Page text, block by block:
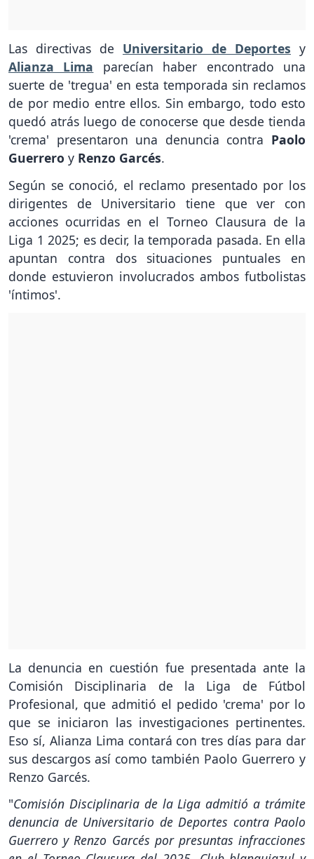
Las directivas de Universitario de Deportes y
Alianza Lima parecían haber encontrado una
suerte de 'tregua' en esta temporada sin reclamos
de por medio entre ellos. Sin embargo, todo esto
quedó atrás luego de conocerse que desde tienda
'crema' presentaron una denuncia contra Paolo
Guerrero y Renzo Garcés.
Según se conoció, el reclamo presentado por los
dirigentes de Universitario tiene que ver con
acciones ocurridas en el Torneo Clausura de la
Liga 1 2025; es decir, la temporada pasada. En ella
apuntan contra dos situaciones puntuales en
donde estuvieron involucrados ambos futbolistas
'íntimos'.
La denuncia en cuestión fue presentada ante la
Comisión Disciplinaria de la Liga de Fútbol
Profesional, que admitió el pedido 'crema' por lo
que se iniciaron las investigaciones pertinentes.
Eso sí, Alianza Lima contará con tres días para dar
sus descargos así como también Paolo Guerrero y
Renzo Garcés.
"Comisión Disciplinaria de la Liga admitió a trámite
denuncia de Universitario de Deportes contra Paolo
Guerrero y Renzo Garcés por presuntas infracciones